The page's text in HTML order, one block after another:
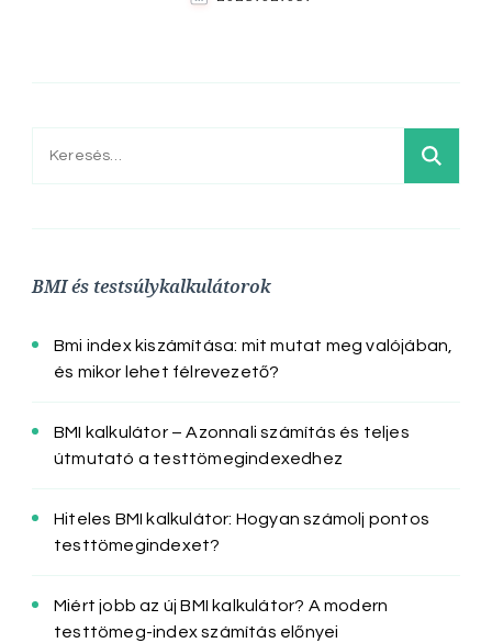
Keresés:
BMI és testsúlykalkulátorok
Bmi index kiszámítása: mit mutat meg valójában,
és mikor lehet félrevezető?
BMI kalkulátor – Azonnali számítás és teljes
útmutató a testtömegindexedhez
Hiteles BMI kalkulátor: Hogyan számolj pontos
testtömegindexet?
Miért jobb az új BMI kalkulátor? A modern
testtömeg-index számítás előnyei